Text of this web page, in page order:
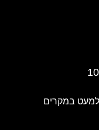
למעט במקרים